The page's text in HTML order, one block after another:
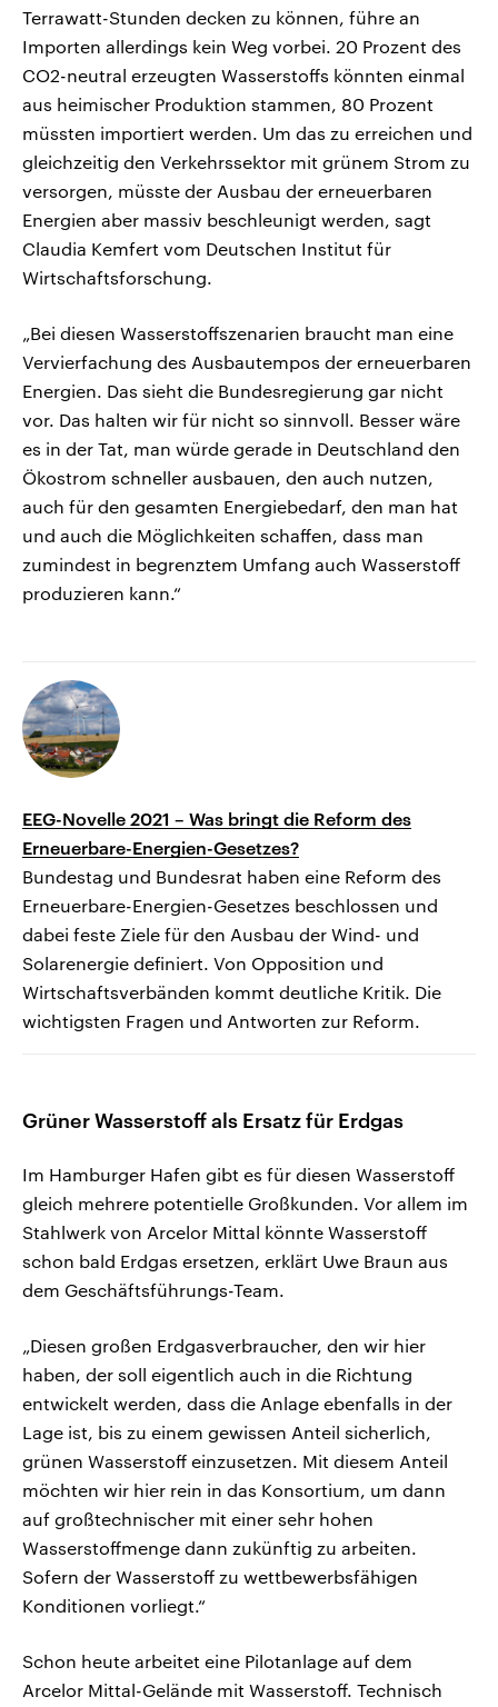
Terrawatt-Stunden decken zu können, führe an
Importen allerdings kein Weg vorbei. 20 Prozent des
CO2-neutral erzeugten Wasserstoffs könnten einmal
aus heimischer Produktion stammen, 80 Prozent
müssten importiert werden. Um das zu erreichen und
gleichzeitig den Verkehrssektor mit grünem Strom zu
versorgen, müsste der Ausbau der erneuerbaren
Energien aber massiv beschleunigt werden, sagt
Claudia Kemfert vom Deutschen Institut für
Wirtschaftsforschung.
„Bei diesen Wasserstoffszenarien braucht man eine
Vervierfachung des Ausbautempos der erneuerbaren
Energien. Das sieht die Bundesregierung gar nicht
vor. Das halten wir für nicht so sinnvoll. Besser wäre
es in der Tat, man würde gerade in Deutschland den
Ökostrom schneller ausbauen, den auch nutzen,
auch für den gesamten Energiebedarf, den man hat
und auch die Möglichkeiten schaffen, dass man
zumindest in begrenztem Umfang auch Wasserstoff
produzieren kann.“
EEG-Novelle 2021 – Was bringt die Reform des
Erneuerbare-Energien-Gesetzes?
Bundestag und Bundesrat haben eine Reform des
Erneuerbare-Energien-Gesetzes beschlossen und
dabei feste Ziele für den Ausbau der Wind- und
Solarenergie definiert. Von Opposition und
Wirtschaftsverbänden kommt deutliche Kritik. Die
wichtigsten Fragen und Antworten zur Reform.
Grüner Wasserstoff als Ersatz für Erdgas
Im Hamburger Hafen gibt es für diesen Wasserstoff
gleich mehrere potentielle Großkunden. Vor allem im
Stahlwerk von Arcelor Mittal könnte Wasserstoff
schon bald Erdgas ersetzen, erklärt Uwe Braun aus
dem Geschäftsführungs-Team.
„Diesen großen Erdgasverbraucher, den wir hier
haben, der soll eigentlich auch in die Richtung
entwickelt werden, dass die Anlage ebenfalls in der
Lage ist, bis zu einem gewissen Anteil sicherlich,
grünen Wasserstoff einzusetzen. Mit diesem Anteil
möchten wir hier rein in das Konsortium, um dann
auf großtechnischer mit einer sehr hohen
Wasserstoffmenge dann zukünftig zu arbeiten.
Sofern der Wasserstoff zu wettbewerbsfähigen
Konditionen vorliegt.“
Schon heute arbeitet eine Pilotanlage auf dem
Arcelor Mittal-Gelände mit Wasserstoff. Technisch